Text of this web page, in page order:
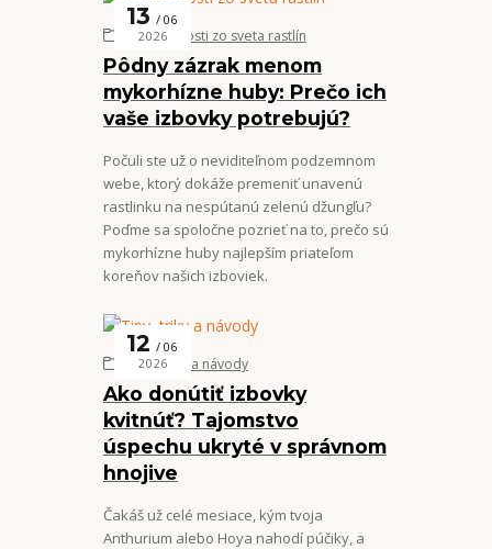
Pôdny zázrak menom
mykorhízne huby: Prečo ich
vaše izbovky potrebujú?
13
06
2026
Zaujímavosti zo sveta rastlín
Počuli ste už o neviditeľnom podzemnom
webe, ktorý dokáže premeniť unavenú
rastlinku na nespútanú zelenú džungľu?
Poďme sa spoločne pozrieť na to, prečo sú
mykorhízne huby najlepším priateľom
koreňov našich izboviek.
Ako donútiť izbovky
kvitnúť? Tajomstvo
úspechu ukryté v správnom
hnojive
12
06
2026
Tipy, triky a návody
Čakáš už celé mesiace, kým tvoja
Anthurium alebo Hoya nahodí púčiky, a